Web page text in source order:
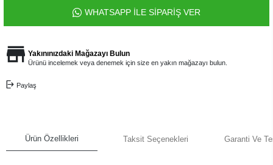
WHATSAPP İLE SİPARİŞ VER
Yakınınızdaki Mağazayı Bulun
Ürünü incelemek veya denemek için size en yakın mağazayı bulun.
Paylaş
Ürün Özellikleri Taksit Seçenekleri Garanti Ve